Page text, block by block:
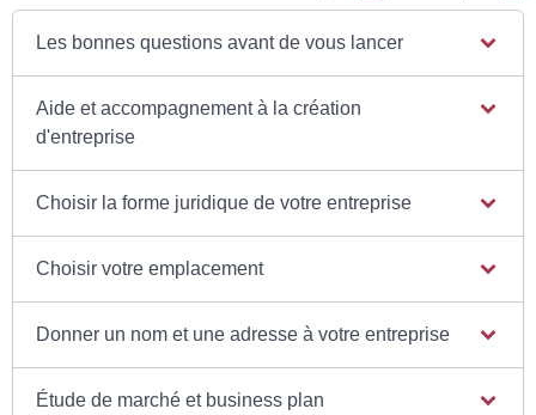
Les bonnes questions avant de vous lancer
Aide et accompagnement à la création
d'entreprise
Choisir la forme juridique de votre entreprise
Choisir votre emplacement
Donner un nom et une adresse à votre entreprise
Étude de marché et business plan